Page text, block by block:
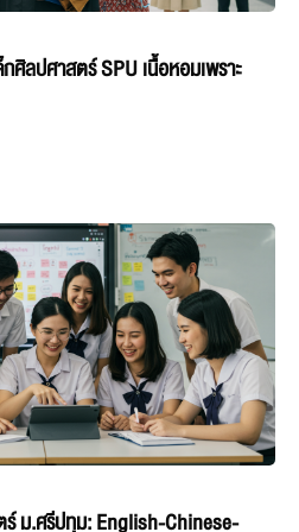
ศิลปศาสตร์ SPU เนื้อหอมเพราะ
ม.ศรีปทุม: English-Chinese-